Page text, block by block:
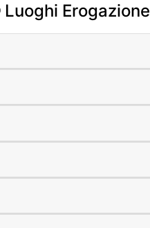
Luoghi Erogazione